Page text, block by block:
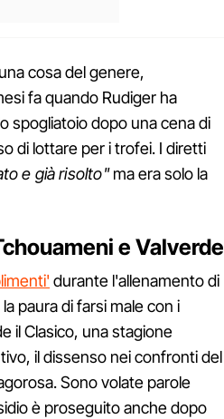
cosa del genere,
fa quando Rudiger ha
spogliatoio dopo una cena di
di lottare per i trofei. I diretti
e già risolto"ma era solo la
e Valverde
durante l'allenamento di
paura di farsi male con i
il Clasico, una stagione
il dissenso nei confronti del
Sono volate parole
è proseguito anche dopo